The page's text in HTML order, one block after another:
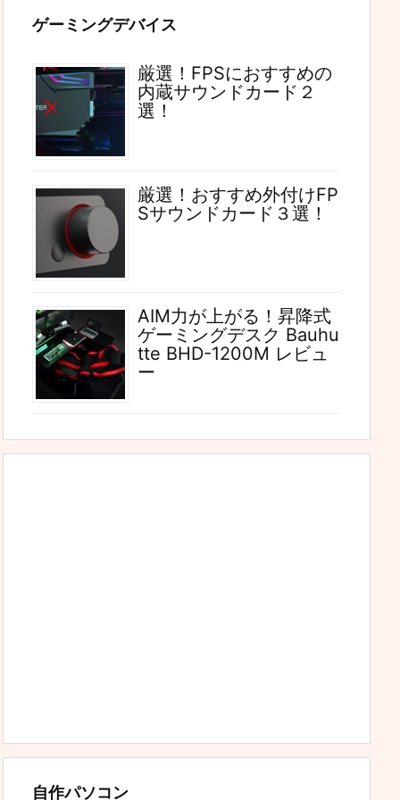
ゲーミングデバイス
厳選！FPSにおすすめの
内蔵サウンドカード２
選！
厳選！おすすめ外付けFP
Sサウンドカード３選！
AIM力が上がる！昇降式
ゲーミングデスク Bauhu
tte BHD-1200M レビュ
ー
自作パソコン